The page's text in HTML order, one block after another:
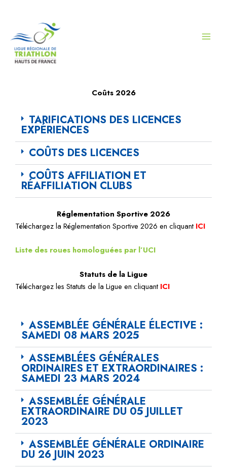
Coûts 2026
TARIFICATIONS DES LICENCES
EXPÉRIENCES
COÛTS DES LICENCES
COÛTS AFFILIATION ET
RÉAFFILIATION CLUBS
Réglementation Sportive 2026
Téléchargez la Réglementation Sportive 2026 en cliquant ICI
Liste des roues homologuées par l’UCI
Statuts de la Ligue
Téléchargez les Statuts de la Ligue en cliquant ICI
ASSEMBLÉE GÉNÉRALE ÉLECTIVE :
SAMEDI 08 MARS 2025
ASSEMBLÉES GÉNÉRALES
ORDINAIRES ET EXTRAORDINAIRES :
SAMEDI 23 MARS 2024
ASSEMBLÉE GÉNÉRALE
EXTRAORDINAIRE DU 05 JUILLET
2023
ASSEMBLÉE GÉNÉRALE ORDINAIRE
DU 26 JUIN 2023